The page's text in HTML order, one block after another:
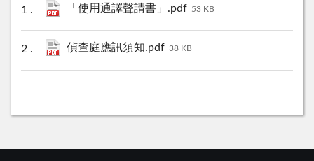
「使用通譯聲請書」.pdf 53 KB
偵查庭應訊須知.pdf 38 KB